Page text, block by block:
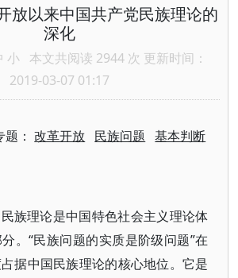
放以来中国共产党民族理论的
深化
小 本文共阅读 2944 次 更新时间：
2019-03-07 01:17
题：改革开放 民族问题 基本判断
族理论是中国特色社会主义理论体
。“民族问题的实质是阶级问题”在
据中国民族理论的核心地位。它是